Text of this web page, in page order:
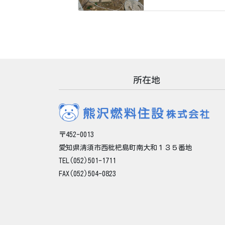
所在地
〒452-0013
愛知県清須市西枇杷島町南大和１３５番地
TEL(052)501-1711
FAX(052)504-0823